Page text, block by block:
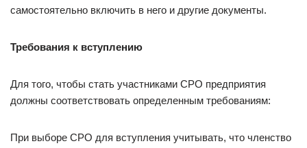
самостоятельно включить в него и другие документы.
Требования к вступлению
Для того, чтобы стать участниками СРО предприятия
должны соответствовать определенным требованиям:
При выборе СРО для вступления учитывать, что членство